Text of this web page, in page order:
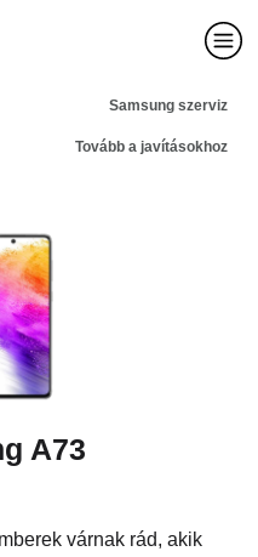
Samsung szerviz
Tovább a javításokhoz
A73
várnak rád, akik